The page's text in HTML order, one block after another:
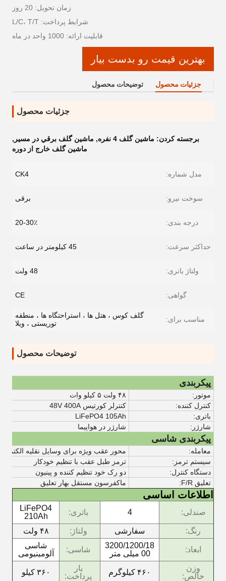
زمان تحویل: 20 روز
شرایط پرداخت: L/C، T/T
قابلیت ارائه: 1000 واحد در ماه
بهترین قیمت رو بدست بیار
جزئیات محصول توضیحات محصول
جزئیات محصول
برجسته کردن: ماشين گلف 4 نفره , ماشين گلف برقي در مسیر ,
ماشين گلف خارج از دوره
مدل شماره: CK4
سوخت نیرو: برقی
درجه بندی: 20-30٪
حداکثر سرعت: 45 کیلومتر در ساعت
ولتاژ باتری: 48 ولت
گواهی: CE
مناسب برای:
گلف کوس ، هتل ها ، استراحتگاه ها ، منطقه
توریستی ، ویلا
توضیحات محصول
پیکربندی
موتور:
۴۸ ولت ۵ کیلو وات
کنترل کننده:
کنترلر کورتیس 48V 400A
باتری:
LiFePO4 105Ah
شارژر:
شارژر در هواپیما
پیکربندی شاسی
معامله:
محور عقب ویژه برای وسایل نقلیه
سیستم ترمز:
ترمز طبل عقب با تنظیم خودکار
دستگاه کنترل:
دو رک خود تنظیم کننده و پینیون
تعلیق F/R:
ماکفرسون مستقل بهار تعلیق
اطلاعات اساسی
صندلی: 4 باتری:
LiFePO4
210Ah
رنگ:
سفارشی ولتاژ: ۴۸ ولت
ابعاد:
3200/1200/18
00 میلی متر
شاسی:
شاسی
آلومینیومی
وزن
خالص:
۴۶۰ کیلوگرم
بار
پرداخت:
۳۶۰ کیلو